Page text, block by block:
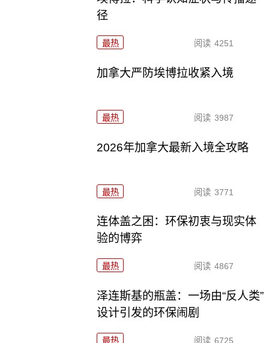
径
最热 阅读 4251
加拿大严防埃博拉收紧入境
最热 阅读 3987
2026年加拿大最新入境全攻略
最热 阅读 3771
连体盖之困：环保初衷与现实体
验的博弈
最热 阅读 4867
泽连斯基的瓶盖：一场由“反人类”
设计引发的环保闹剧
最热 阅读 6725